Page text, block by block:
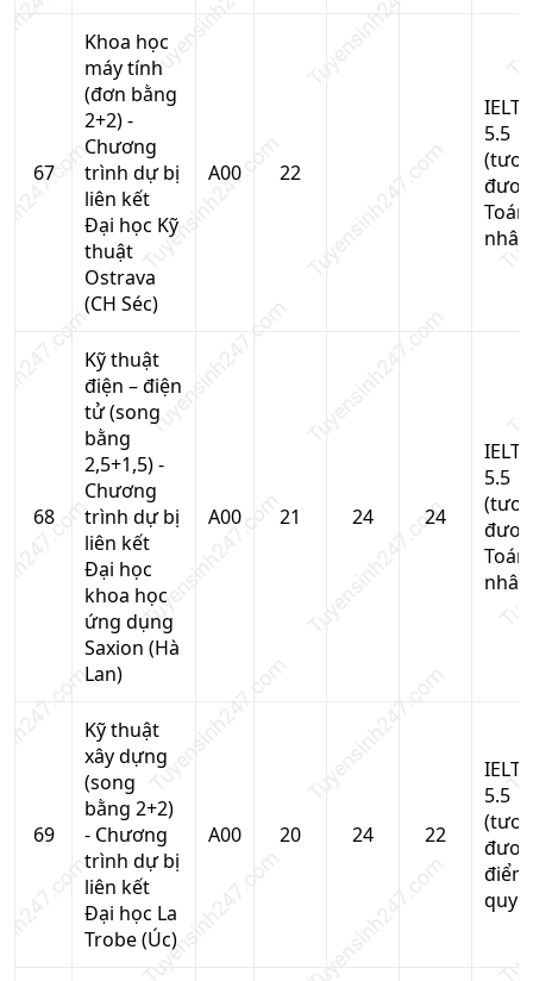
67
Khoa học
máy tính
(đơn bằng
2+2) -
Chương
trình dự bị
liên kết
Đại học Kỹ
thuật
Ostrava
(CH Séc)
A00 22
5.5
Toán
68
Kỹ thuật
điện – điện
tử (song
bằng
2,5+1,5) -
Chương
trình dự bị
liên kết
Đại học
khoa học
ứng dụng
Saxion (Hà
Lan)
A00 21 24 24
5.5
Toán
69
Kỹ thuật
xây dựng
(song
bằng 2+2)
- Chương
trình dự bị
liên kết
Đại học La
Trobe (Úc)
A00 20 24 22
5.5
điểm
quy